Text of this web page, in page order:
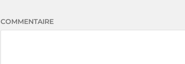
COMMENTAIRE